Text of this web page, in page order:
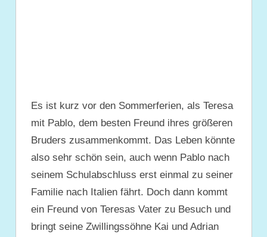
Es ist kurz vor den Sommerferien, als Teresa
mit Pablo, dem besten Freund ihres größeren
Bruders zusammenkommt. Das Leben könnte
also sehr schön sein, auch wenn Pablo nach
seinem Schulabschluss erst einmal zu seiner
Familie nach Italien fährt. Doch dann kommt
ein Freund von Teresas Vater zu Besuch und
bringt seine Zwillingssöhne Kai und Adrian